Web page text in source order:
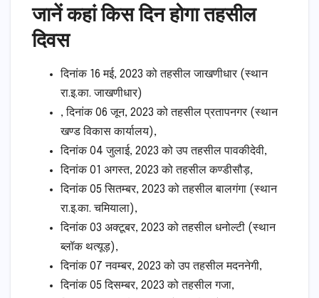
जानें कहां किस दिन होगा तहसील
दिवस
दिनांक 16 मई, 2023 को तहसील जाखणीधार (स्थान
रा.इ.का. जाखणीधार)
, दिनांक 06 जून, 2023 को तहसील प्रतापनगर (स्थान
खण्ड विकास कार्यालय),
दिनांक 04 जुलाई, 2023 को उप तहसील पावकीदेवी,
दिनांक 01 अगस्त, 2023 को तहसील कण्डीसौड़,
दिनांक 05 सितम्बर, 2023 को तहसील बालगंगा (स्थान
रा.इ.का. चमियाला),
दिनांक 03 अक्टूबर, 2023 को तहसील धनोल्टी (स्थान
ब्लॉक थत्यूड़),
दिनांक 07 नवम्बर, 2023 को उप तहसील मदननेगी,
दिनांक 05 दिसम्बर, 2023 को तहसील गजा,